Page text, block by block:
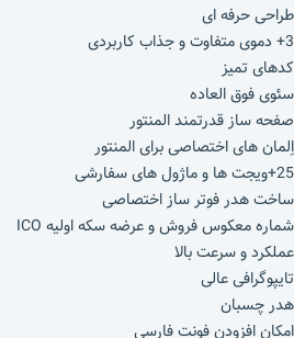
طراحی حرفه ای
3+ دموی متفاوت و جذاب کاربردی
کدهای تمیز
سئوی فوق العاده
صفحه ساز قدرتمند المنتور
اِلمان های اختصاصی برای المنتور
25+ویجت ها و ماژول های سفارشی
ساخت هدر فوتر ساز اختصاصی
شماره معکوس فروش و عرضه سکه اولیه ICO
عملکرد و سرعت بالا
تایپوگرافی عالی
هدر چسبان
امکان افزودن فونت فارسی